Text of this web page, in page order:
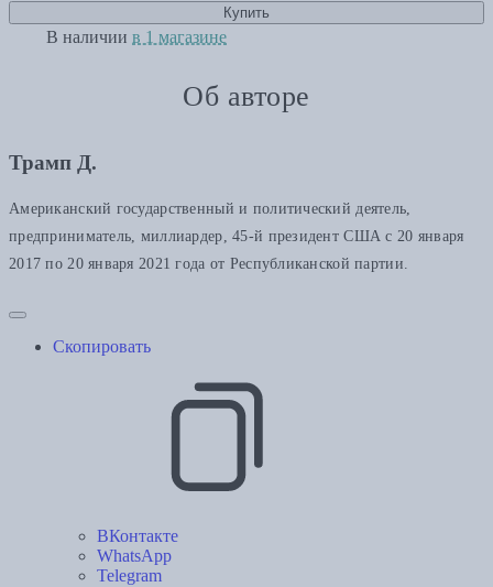
Купить
В наличии в 1 магазине
Об авторе
Трамп Д.
Американский государственный и политический деятель,
предприниматель, миллиардер, 45-й президент США с 20 января
2017 по 20 января 2021 года от Республиканской партии.
Скопировать
ВКонтакте
WhatsApp
Telegram